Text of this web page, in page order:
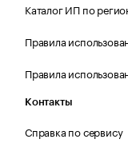
Каталог ИП по
Правила
Правила
Контакты
Справка по сервису